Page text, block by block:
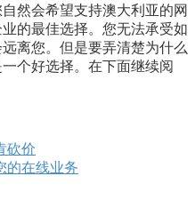
然会希望支持澳大利亚的网
的最佳选择。您无法承受如
离您。但是要弄清楚为什么
个好选择。在下面继续阅
砍价
的在线业务